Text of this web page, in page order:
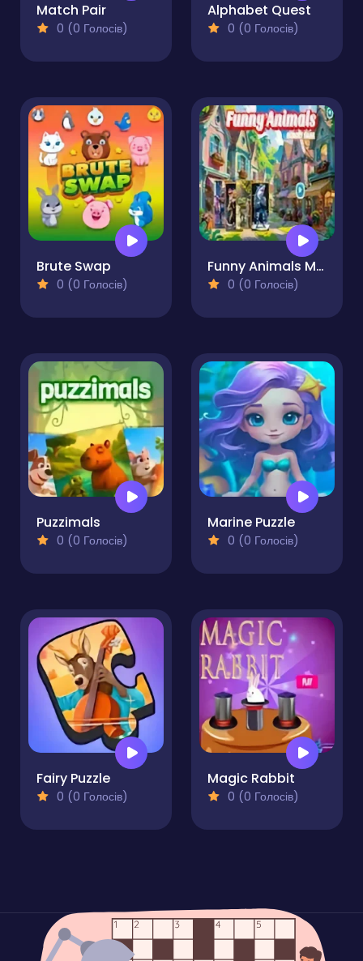
Match Pair
0 (0 Голосів)
Alphabet Quest
0 (0 Голосів)
Brute Swap
0 (0 Голосів)
Funny Animals Memory Game
0 (0 Голосів)
Puzzimals
0 (0 Голосів)
Marine Puzzle
0 (0 Голосів)
Fairy Puzzle
0 (0 Голосів)
Magic Rabbit
0 (0 Голосів)